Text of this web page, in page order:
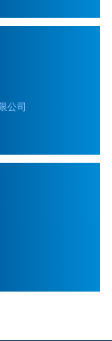
公司